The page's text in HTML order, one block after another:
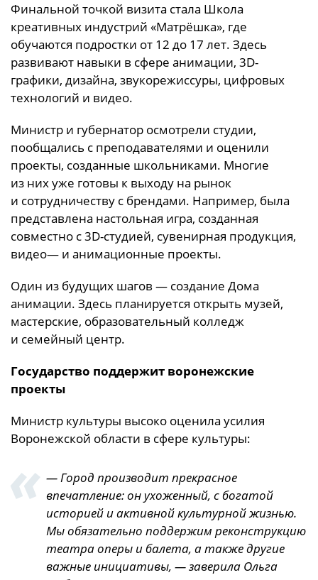
Финальной точкой визита стала Школа
креативных индустрий «Матрёшка», где
обучаются подростки от 12 до 17 лет. Здесь
развивают навыки в сфере анимации, 3D-
графики, дизайна, звукорежиссуры, цифровых
технологий и видео.
Министр и губернатор осмотрели студии,
пообщались с преподавателями и оценили
проекты, созданные школьниками. Многие
из них уже готовы к выходу на рынок
и сотрудничеству с брендами. Например, была
представлена настольная игра, созданная
совместно с 3D-студией, сувенирная продукция,
видео— и анимационные проекты.
Один из будущих шагов — создание Дома
анимации. Здесь планируется открыть музей,
мастерские, образовательный колледж
и семейный центр.
Государство поддержит воронежские
проекты
Министр культуры высоко оценила усилия
Воронежской области в сфере культуры:
— Город производит прекрасное
впечатление: он ухоженный, с богатой
историей и активной культурной жизнью.
Мы обязательно поддержим реконструкцию
театра оперы и балета, а также другие
важные инициативы, — заверила Ольга